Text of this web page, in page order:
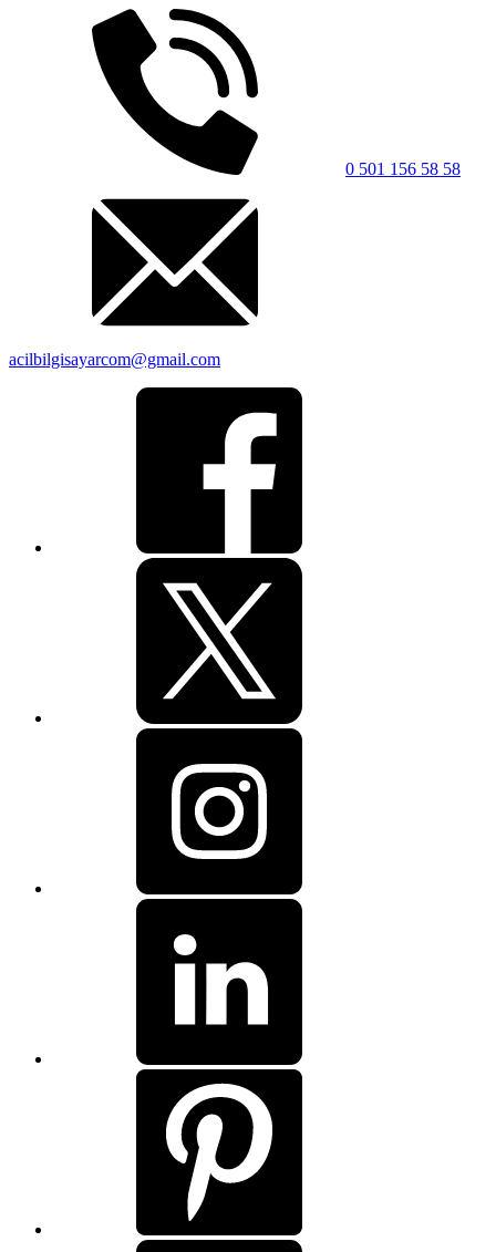
0 501 156 58 58
acilbilgisayarcom@gmail.com